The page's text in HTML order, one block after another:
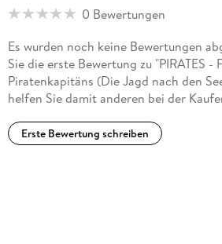
0 Bewertungen
Es wurden noch keine Bewertungen
Sie die erste Bewertung zu "PIRATES -
Piratenkapitäns (Die Jagd nach den
helfen Sie damit anderen bei der
Erste Bewertung schreiben